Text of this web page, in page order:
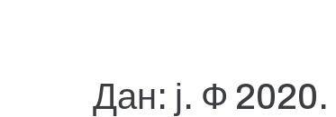
Дан: ј. Ф 2020.